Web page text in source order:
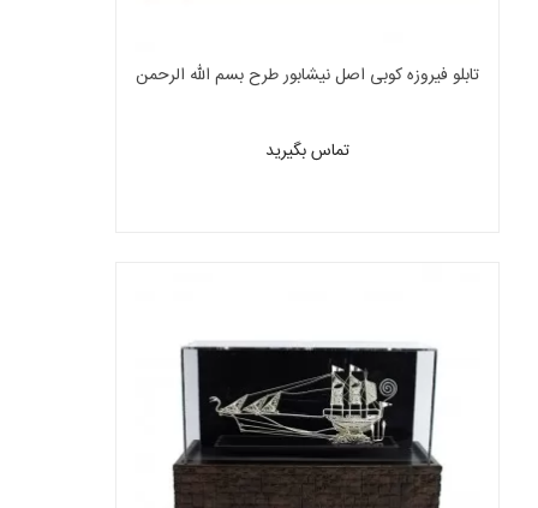
تابلو فیروزه کوبی اصل نیشابور طرح بسم الله الرحمن
تماس بگیرید